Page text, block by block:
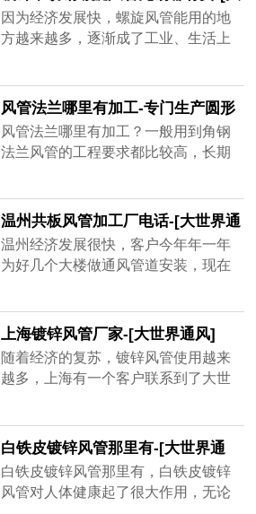
用1mm的板材做，实际到手可能是0.6
厚、0.8厚，看似价格实惠，在实际使
用过程中容易出现状况，运送带粉尘
技术不......
世界]
因为经济发展快，螺旋风管能用的地
方越来越多，逐渐成了工业、生活上
厂家也跟着变多，但是质量可能比不
了品牌厂家，大世界通风作为行业内
品牌厂家，精益求精的品质顺应客户
对螺旋风管质量上的要求。
风管法兰哪里有加工-专门生产圆形
矩形风管法兰[大世界通风]
风管法兰哪里有加工？一般用到角钢
法兰风管的工程要求都比较高，长期
大的作用。
温州共板风管加工厂电话-[大世界通
风]
温州经济发展很快，客户今年年一年
为好几个大楼做通风管道安装，现在
大一点的地方用角钢法兰风管，共板
风管为了不影响到后期使用效果，需
要增强共板风管密封性、抗压强度，
质量好的共板风管不容易坏，不会漏
很多电费。
上海镀锌风管厂家-[大世界通风]
随着经济的复苏，镀锌风管使用越来
越多，上海有一个客户联系到了大世
理，新一轮生产要等15天之后才能发
货，客户还等着用呢，于是找到大世
界通风，地处无锡，离工地不远，并
且确保3天出货，客户在验证以后很快
白铁皮镀锌风管那里有-[大世界通
风]
白铁皮镀锌风管那里有，白铁皮镀锌
风管对人体健康起了很大作用，无论